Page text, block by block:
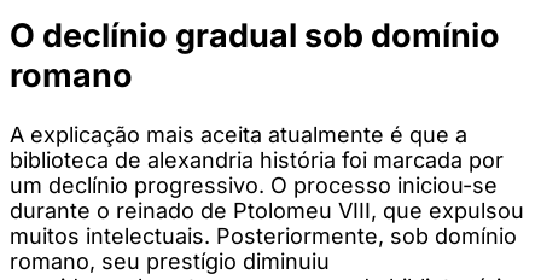
O declínio gradual sob domínio
romano
A explicação mais aceita atualmente é que a
biblioteca de alexandria história foi marcada por
um declínio progressivo. O processo iniciou-se
durante o reinado de Ptolomeu VIII, que expulsou
muitos intelectuais. Posteriormente, sob domínio
romano, seu prestígio diminuiu